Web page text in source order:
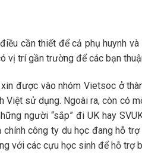
cần thiết để cả phụ huynh
vị trí gần trường để các bạn
được vào nhóm Vietsoc ở
Việt sử dụng. Ngoài ra, còn có
người “sắp” đi UK hay
công ty du học đang hỗ
với các cựu học sinh để hỗ trợ